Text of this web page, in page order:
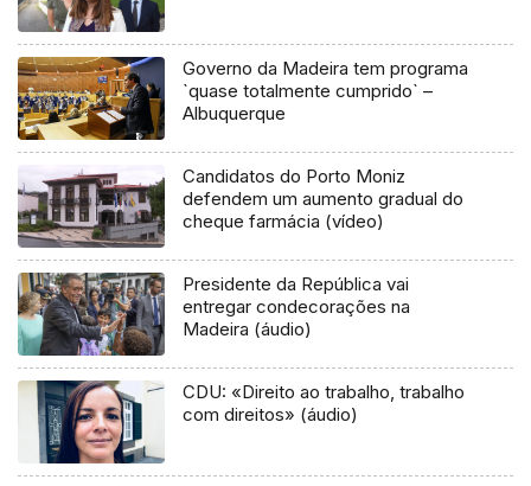
Governo da Madeira tem programa
`quase totalmente cumprido` –
Albuquerque
Candidatos do Porto Moniz
defendem um aumento gradual do
cheque farmácia (vídeo)
Presidente da República vai
entregar condecorações na
Madeira (áudio)
CDU: «Direito ao trabalho, trabalho
com direitos» (áudio)